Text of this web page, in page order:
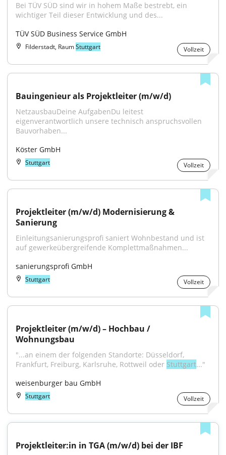
Bei TÜV SÜD sind wir in hohem Maße bestrebt, ein
wichtiger Teil dieser Entwicklung und des...
TÜV SÜD Business Service GmbH
Filderstadt, RaumStuttgart Vollzeit
Bauingenieur als Projektleiter (m/w/d)
NetzausbauDeine AufgabenDu leitest
eigenverantwortlich unsere technisch anspruchsvollen
Bauvorhaben...
Köster GmbH
Stuttgart Vollzeit
Projektleiter (m/w/d) Modernisierung &
Sanierung
Einleitungsanierungsprofi saniert Wohnbestand und ist
auf gewerkeübergreifende Komplettmaßnahmen...
sanierungsprofi GmbH
Stuttgart Vollzeit
Projektleiter (m/w/d) – Hochbau /
Wohnungsbau
"...an einem der folgenden Standorte: Düsseldorf,
Frankfurt, Freiburg, Karlsruhe, Rottweil oder Stuttgart..."
weisenburger bau GmbH
Stuttgart Vollzeit
Projektleiter:in in TGA (m/w/d) bei der IBF